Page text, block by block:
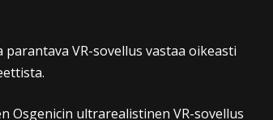
VR-sovellus vastaa oikeasti
Osgenicin ultrarealistinen VR-sovellus